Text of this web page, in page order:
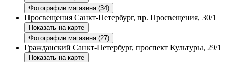
Фотографии магазина (34)
Просвещения Санкт-Петербург, пр. Просвещения, 30/1
Показать на карте
Фотографии магазина (27)
Гражданский Санкт-Петербург, проспект Культуры, 29/1
Показать на карте